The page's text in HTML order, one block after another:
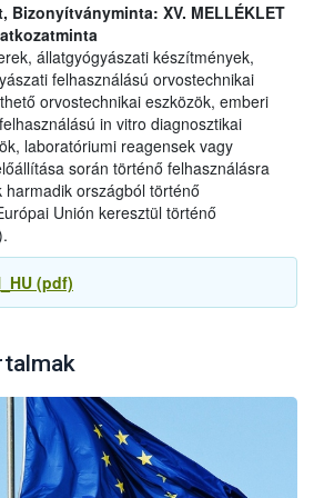
Bizonyítványminta: XV. MELLÉKLET
állatgyógyászati készítmények,
felhasználású orvostechnikai
orvostechnikai eszközök, emberi
in vitro diagnosztikai
laboratóriumi reagensek vagy
során történő felhasználásra
országból történő
Unión keresztül történő
(pdf)